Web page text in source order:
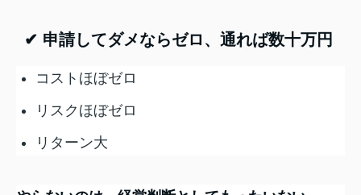
✔ 申請してダメならゼロ、通れば数十万円
コストほぼゼロ
リスクほぼゼロ
リターン大